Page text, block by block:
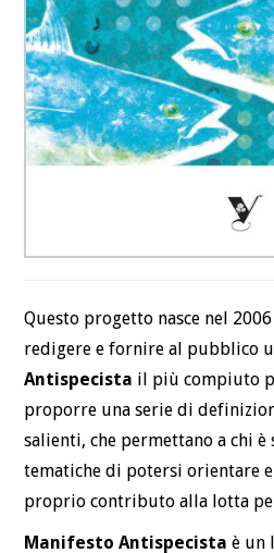
Questo progetto nasce nel
redigere e fornire al pubblico
Antispecista il più compiuto
proporre una serie di
salienti, che permettano a chi è
tematiche di potersi orientare
proprio contributo alla lotta
Manifesto Antispecista è un